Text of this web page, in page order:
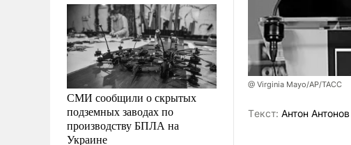
СМИ сообщили о скрытых
подземных заводах по
производству БПЛА на
Украине
@ Virginia Mayo/AP/ТАСС
Tекст: Антон Антонов